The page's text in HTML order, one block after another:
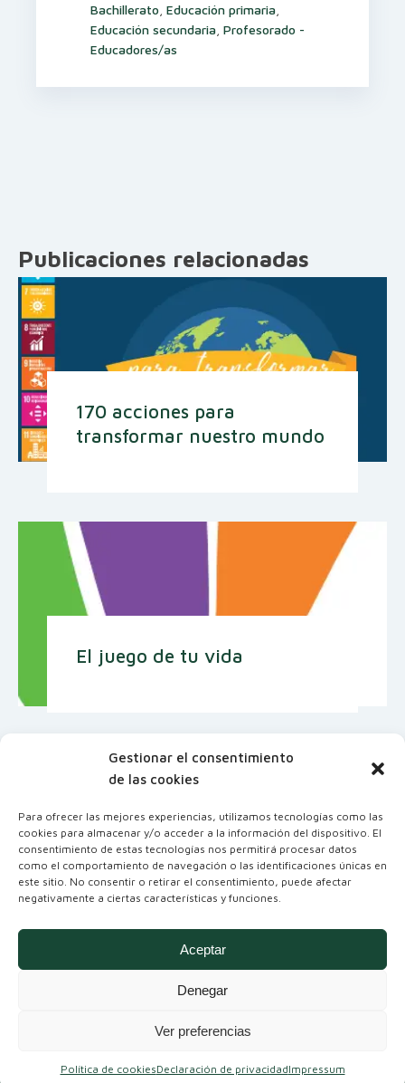
Gestionar el consentimiento
de las cookies
Para ofrecer las mejores experiencias, utilizamos tecnologías como las
cookies para almacenar y/o acceder a la información del dispositivo. El
consentimiento de estas tecnologías nos permitirá procesar datos
como el comportamiento de navegación o las identificaciones únicas en
este sitio. No consentir o retirar el consentimiento, puede afectar
negativamente a ciertas características y funciones.
Aceptar
Denegar
Ver preferencias
Política de cookiesDeclaración de privacidadImpressum
Bachillerato Educación primaria
Educación secundaria Profesorado -
Educadores/as
Publicaciones relacionadas
170 acciones para
transformar nuestro mundo
El juego de tu vida
Coordinadora Andaluza de Organizaciones